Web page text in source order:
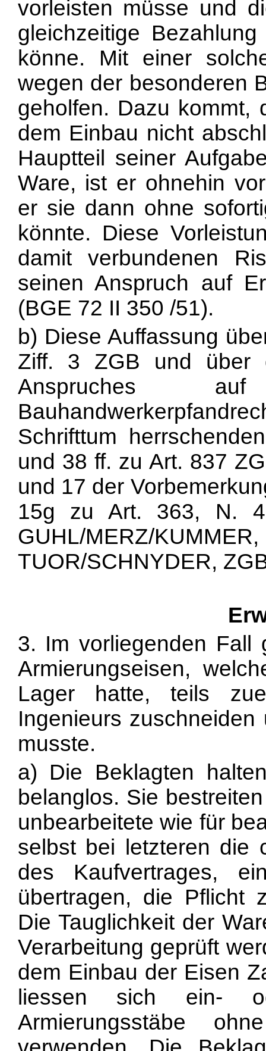
vorleisten müsse und
gleichzeitige
könne. Mit einer
wegen der besonderen
geholfen. Dazu kommt,
dem Einbau nicht
Hauptteil seiner
Ware, ist er ohnehin
er sie dann ohne
könnte. Diese
damit verbundenen
seinen Anspruch auf
(BGE 72 II 350 /51).
b) Diese Auffassung
Ziff. 3 ZGB und über
Anspruches
Schrifttum
und 38 ff. zu Art. 837
und 17 der
15g zu Art. 363, N.
GUHL/MERZ/
TUOR/SCHNYDER,
3. Im vorliegenden Fall
Armierungseisen,
Lager hatte, teils
Ingenieurs
musste.
a) Die Beklagten
belanglos. Sie
unbearbeitete wie für
selbst bei letzteren die
des Kaufvertrages,
übertragen, die Pflicht
Die Tauglichkeit der
Verarbeitung geprüft
dem Einbau der Eisen
liessen sich ein-
Armierungsstäbe